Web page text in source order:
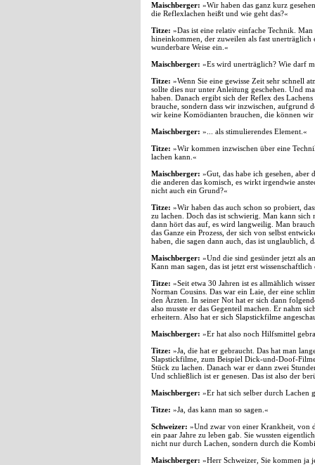
Maischberger: »Wir haben das ganz kurz
die Reflexlachen heißt und wie geht das?«
Titze: »Das ist eine relativ einfache Technik.
hineinkommen, der zuweilen als fast unerträglich
wunderbare Weise ein.«
Maischberger: »Es wird unerträglich? Wie darf
Titze: »Wenn Sie eine gewisse Zeit sehr schnell
sollte dies nur unter Anleitung geschehen. Und
haben. Danach ergibt sich der Reflex des
brauche, sondern dass wir inzwischen, aufgrund
wir keine Komödianten brauchen, die können wir
Maischberger: »... als stimulierendes Element.«
Titze: »Wir kommen inzwischen über eine
lachen kann.«
Maischberger: »Gut, das habe ich gesehen,
die anderen das komisch, es wirkt irgendwie
nicht auch ein Grund?«
Titze: »Wir haben das auch schon so probiert,
zu lachen. Doch das ist schwierig. Man kann
dann hört das auf, es wird langweilig. Man
das Ganze ein Prozess, der sich von selbst
haben, die sagen dann auch, das ist unglaublich,
Maischberger: »Und die sind gesünder jetzt als
Kann man sagen, das ist jetzt erst
Titze: »Seit etwa 30 Jahren ist es allmählich
Norman Cousins. Das war ein Laie, der eine
den Ärzten. In seiner Not hat er sich dann
also musste er das Gegenteil machen. Er nahm
erheitern. Also hat er sich Slapstickfilme
Maischberger: »Er hat also noch Hilfsmittel
Titze: »Ja, die hat er gebraucht. Das hat man
Slapstickfilme, zum Beispiel Dick-und-Doof-
Stück zu lachen. Danach war er dann zwei
Und schließlich ist er genesen. Das ist also der
Maischberger: »Er hat sich selber durch Lachen
Titze: »Ja, das kann man so sagen.«
Schweizer: »Und zwar von einer Krankheit, von
ein paar Jahre zu leben gab. Sie wussten
nicht nur durch Lachen, sondern durch die
Maischberger: »Herr Schweizer, Sie kommen ja